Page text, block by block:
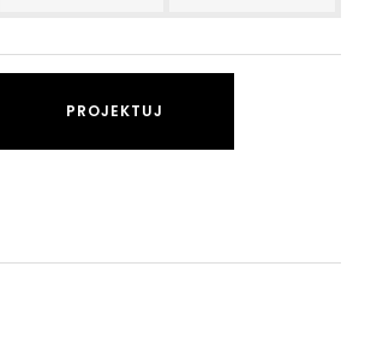
PROJEKTUJ